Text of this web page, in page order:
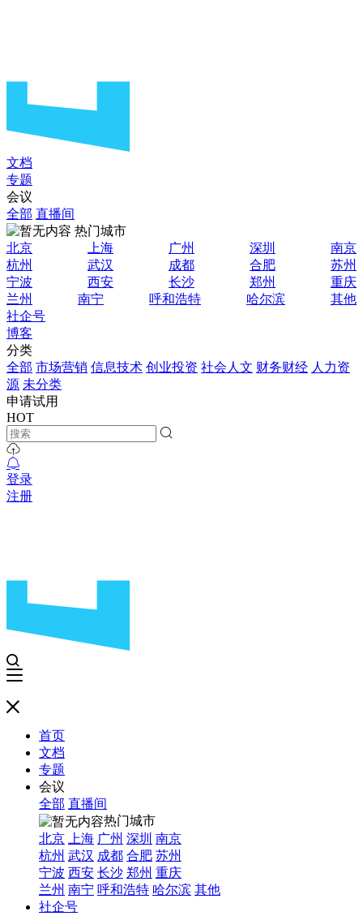
文档
专题
会议
全部 直播间
热门城市
北京
上海 广州 深圳
南京
杭州
武汉 成都 合肥
苏州
宁波
西安 长沙 郑州
重庆
兰州
南宁 呼和浩特 哈尔滨
其他
社企号
博客
分类
全部 市场营销 信息技术 创业投资 社会人文 财务财经 人力资
源 未分类
申请试用
HOT
登录
注册
首页
文档
专题
会议
全部 直播间
热门城市
北京
上海 广州 深圳 南京
杭州 武汉 成都 合肥 苏州
宁波 西安 长沙 郑州 重庆
兰州 南宁 呼和浩特 哈尔滨 其他
社企号